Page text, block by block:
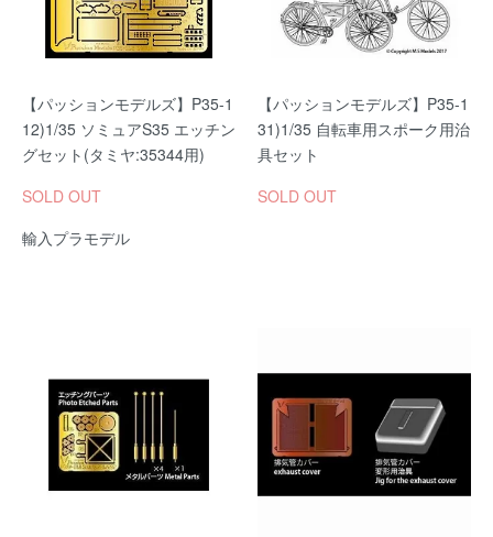
【パッションモデルズ】P35-1
12)1/35 ソミュアS35 エッチン
グセット(タミヤ:35344用)
SOLD OUT
輸入プラモデル
【パッションモデルズ】P35-1
31)1/35 自転車用スポーク用治
具セット
SOLD OUT